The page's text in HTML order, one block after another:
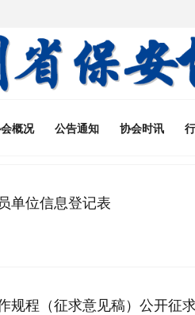
概况 公告通知 协会时讯
单位信息登记表
规程（征求意见稿）公开征